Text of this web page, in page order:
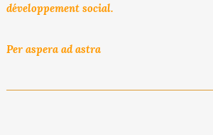
développement social.
Per aspera ad astra